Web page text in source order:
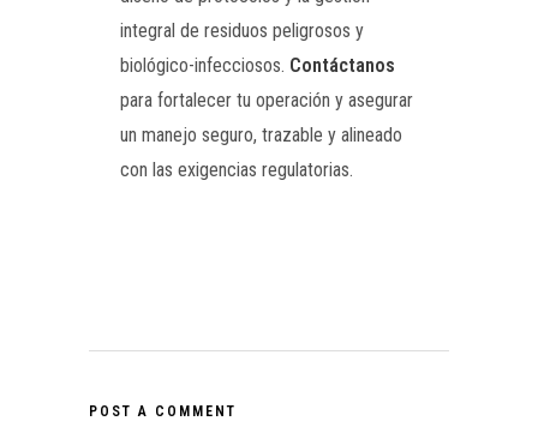
integral de residuos peligrosos y
biológico-infecciosos. Contáctanos
para fortalecer tu operación y asegurar
un manejo seguro, trazable y alineado
con las exigencias regulatorias.
POST A COMMENT